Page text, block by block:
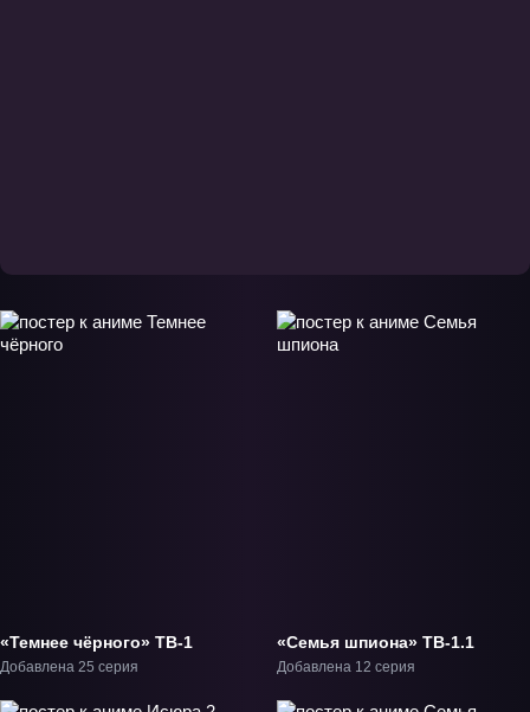
«Темнее чёрного» ТВ-1
Добавлена 25 серия
«Семья шпиона» ТВ-1.1
Добавлена 12 серия